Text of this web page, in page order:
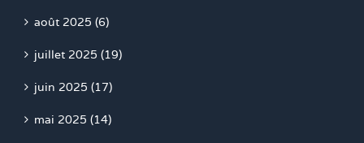
août 2025 (6)
juillet 2025 (19)
juin 2025 (17)
mai 2025 (14)